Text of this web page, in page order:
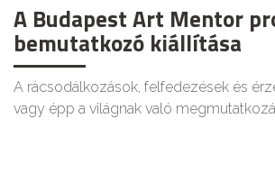
A Budapest Art Mentor
bemutatkozó kiállítása
A rácsodálkozások, felfedezések és
vagy épp a világnak való